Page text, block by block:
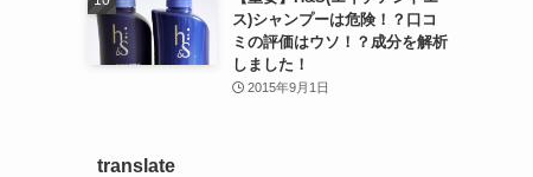
ス)シャンプーは危険！？口コ
ミの評価はウソ！？成分を解析
しました！
2015年9月1日
translate